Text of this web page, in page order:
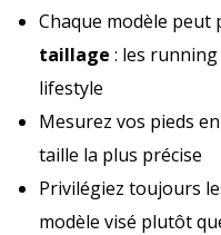
Chaque modèle peut
taillage : les
lifestyle
Mesurez vos pieds en
taille la plus précise
Privilégiez toujours
modèle visé plutôt